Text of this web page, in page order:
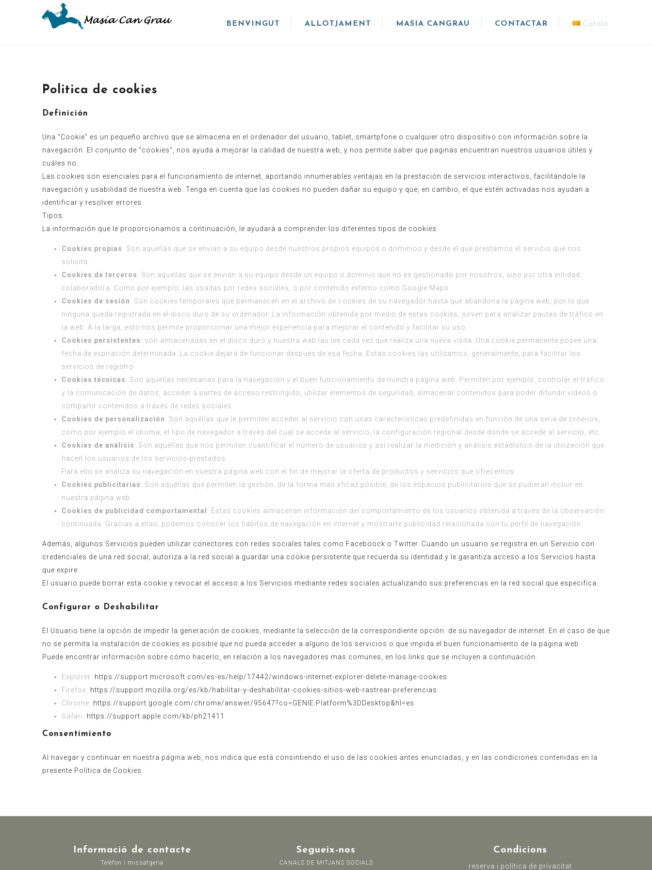
BENVINGUT ALLOTJAMENT MASIA CANGRAU CONTACTAR Català
Politica de cookies
Definición
Una “Cookie” es un pequeño archivo que se almacena en el ordenador del usuario, tablet, smartpfone o cualquier otro dispositivo con información sobre la
navegación. El conjunto de “cookies”, nos ayuda a mejorar la calidad de nuestra web, y nos permite saber que paginas encuentran nuestros usuarios útiles y
cuáles no.
Las cookies son esenciales para el funcionamiento de internet, aportando innumerables ventajas en la prestación de servicios interactivos, facilitándole la
navegación y usabilidad de nuestra web. Tenga en cuenta que las cookies no pueden dañar su equipo y que, en cambio, el que estén activadas nos ayudan a
identificar y resolver errores.
Tipos.
La información que le proporcionamos a continuación, le ayudará a comprender los diferentes tipos de cookies:
Cookies propias: Son aquellas que se envían a su equipo desde nuestros propios equipos o dominios y desde el que prestamos el servicio que nos
solicita.
Cookies de terceros: Son aquellas que se envían a su equipo desde un equipo o dominio que no es gestionado por nosotros, sino por otra entidad
colaboradora. Como por ejemplo, las usadas por redes sociales, o por contenido externo como Google Maps.
Cookies de sesión: Son cookies temporales que permanecen en el archivo de cookies de su navegador hasta que abandona la página web, por lo que
ninguna queda registrada en el disco duro de su ordenador. La información obtenida por medio de estas cookies, sirven para analizar pautas de tráfico en
la web. A la larga, esto nos permite proporcionar una mejor experiencia para mejorar el contenido y facilitar su uso.
Cookies persistentes: son almacenadas en el disco duro y nuestra web las lee cada vez que realiza una nueva visita. Una cookie permanente posee una
fecha de expiración determinada. La cookie dejará de funcionar después de esa fecha. Estas cookies las utilizamos, generalmente, para facilitar los
servicios de registro.
Cookies técnicas: Son aquellas necesarias para la navegación y el buen funcionamiento de nuestra página web. Permiten por ejemplo, controlar el tráfico
y la comunicación de datos, acceder a partes de acceso restringido, utilizar elementos de seguridad, almacenar contenidos para poder difundir vídeos o
compartir contenidos a través de redes sociales.
Cookies de personalización: Son aquéllas que le permiten acceder al servicio con unas características predefinidas en función de una serie de criterios,
como por ejemplo el idioma, el tipo de navegador a través del cual se accede al servicio, la configuración regional desde donde se accede al servicio, etc.
Cookies de análisis: Son aquéllas que nos permiten cuantificar el número de usuarios y así realizar la medición y análisis estadístico de la utilización que
hacen los usuarios de los servicios-prestados.
Para ello se analiza su navegación en nuestra página web con el fin de mejorar la oferta de productos y servicios que ofrecemos.
Cookies publicitarias: Son aquéllas que permiten la gestión, de la forma más eficaz posible, de los espacios publicitarios que se pudieran incluir en
nuestra página web.
Cookies de publicidad comportamental : Estas cookies almacenan información del comportamiento de los usuarios obtenida a través de la observación
continuada. Gracias a ellas, podemos conocer los hábitos de navegación en internet y mostrarte publicidad relacionada con tu perfil de navegación.
Además, algunos Servicios pueden utilizar conectores con redes sociales tales como Faceboock o Twitter. Cuando un usuario se registra en un Servicio con
credenciales de una red social, autoriza a la red social a guardar una cookie persistente que recuerda su identidad y le garantiza acceso a los Servicios hasta
que expire.
El usuario puede borrar esta cookie y revocar el acceso a los Servicios mediante redes sociales actualizando sus preferencias en la red social que especifica.
Configurar o Deshabilitar
El Usuario tiene la opción de impedir la generación de cookies, mediante la selección de la correspondiente opción de su navegador de internet. En el caso de que
no se permita la instalación de cookies es posible que no pueda acceder a alguno de los servicios o que impida el buen funcionamiento de la página web.
Puede encontrar información sobre cómo hacerlo, en relación a los navegadores mas comunes, en los links que se incluyen a continuación.
Explorer: https://support.microsoft.com/es-es/help/17442/windows-internet-explorer-delete-manage-cookies
Firefox: https://support.mozilla.org/es/kb/habilitar-y-deshabilitar-cookies-sitios-web-rastrear-preferencias
Chrome: https://support.google.com/chrome/answer/95647?co=GENIE.Platform%3DDesktop&hl=es
Safari: https://support.apple.com/kb/ph21411
Consentimiento
Al navegar y continuar en nuestra página web, nos indica que está consintiendo el uso de las cookies antes enunciadas, y en las condiciones contenidas en la
presente Política de Cookies.
Informació de contacte
Telèfon i missatgeria
Segueix-nos
CANALS DE MITJANS SOCIALS
Condicions
reserva i política de privacitat